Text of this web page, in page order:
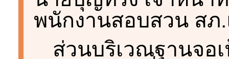
พนักงานสอบสวน สภ
ส่วนบริเวณฐานจอ